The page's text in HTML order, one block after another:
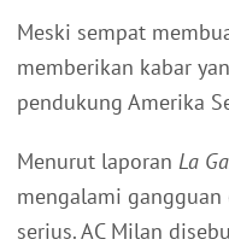
Meski sempat
memberikan kabar
pendukung Amerika
Menurut laporan La
mengalami
serius. AC Milan